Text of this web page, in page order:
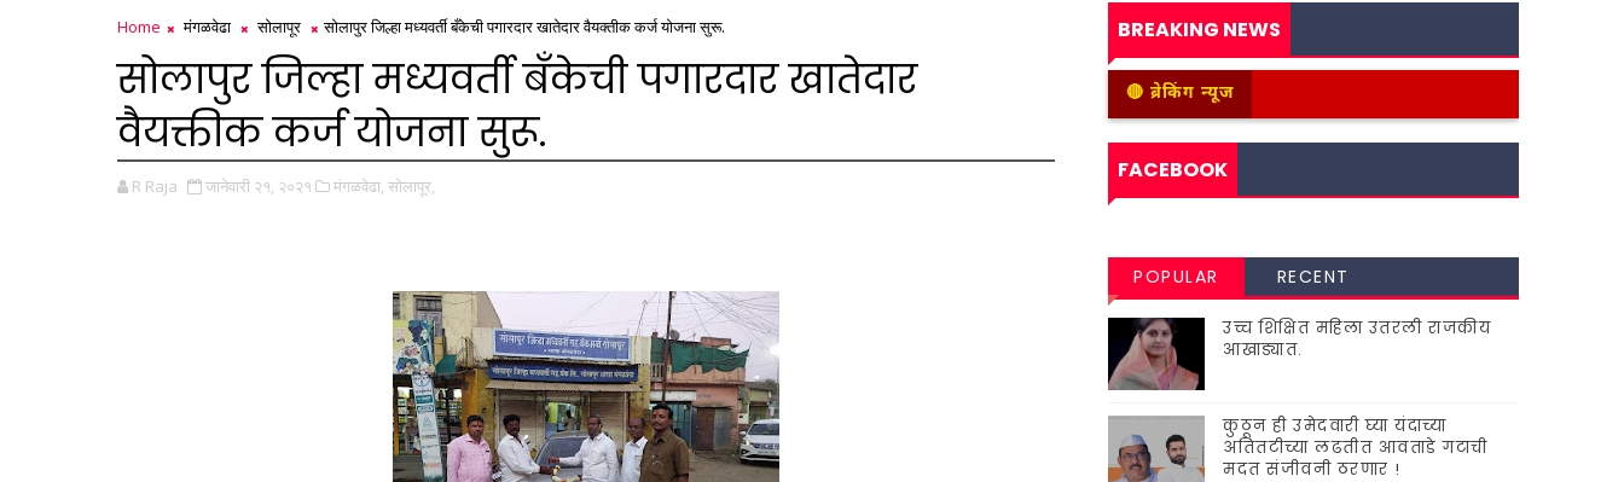
Home मंगळवेढा सोलापूर सोलापुर जिल्हा मध्यवर्ती बँकेची पगारदार खातेदार वैयक्तीक कर्ज योजना सुरू.
सोलापुर जिल्हा मध्यवर्ती बँकेची पगारदार खातेदार
वैयक्तीक कर्ज योजना सुरू.
R Raja जानेवारी २१, २०२१ मंगळवेढा, सोलापूर,
BREAKING NEWS
🔴 ब्रेकिंग न्यूज
FACEBOOK
POPULAR RECENT
उच्च शिक्षित महिला उतरली राजकीय
आखाड्यात.
कुठून ही उमेदवारी घ्या यंदाच्या
अतितटीच्या लढतीत आवताडे गटाची
मदत संजीवनी ठरणार !